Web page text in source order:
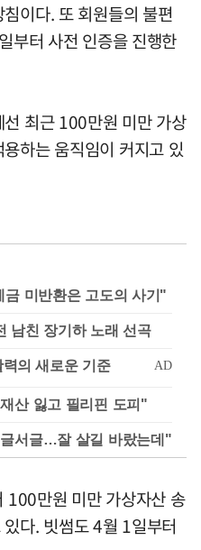
이다. 또 회원들의 불편
부터 사전 인증을 진행한
최근 100만원 미만 가상
하는 움직임이 커지고 있
미반환은 고도의 사기"
남친 장기하 노래 선곡
산 잃고 필리핀 도피"
서글…잘 살길 바랐는데"
100만원 미만 가상자산 송
다. 빗썸도 4월 1일부터